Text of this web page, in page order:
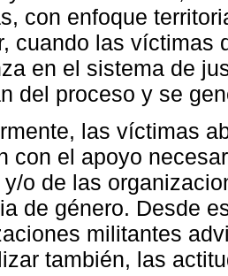
con enfoque
cuando las víctimas
en el sistema de
del proceso y se
las víctimas
con el apoyo
y/o de las
de género. Desde
militantes
también, las